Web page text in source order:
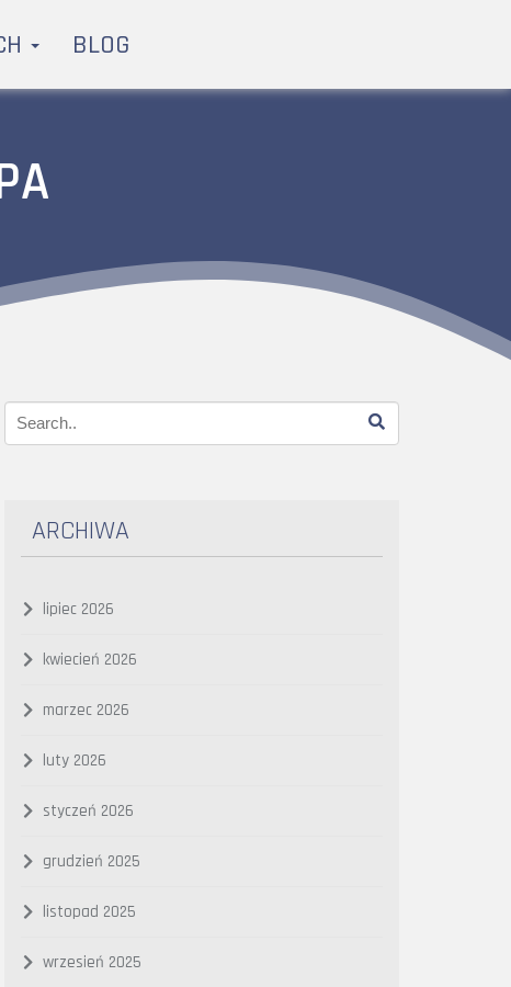
BLOG
ARCHIWA
lipiec 2026
kwiecień 2026
marzec 2026
luty 2026
styczeń 2026
grudzień 2025
listopad 2025
wrzesień 2025